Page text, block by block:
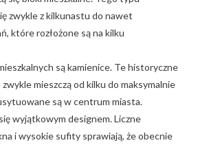
zwykle z kilkunastu do nawet
które rozłożone są na kilku
są kamienice. Te historyczne
mieszczą od kilku do maksymalnie
są w centrum miasta.
wyjątkowym designem. Liczne
i wysokie sufity sprawiają, że obecnie